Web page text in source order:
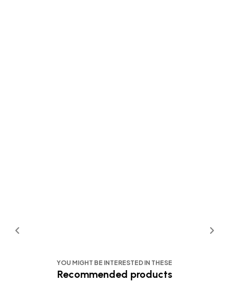
YOU MIGHT BE INTERESTED IN THESE
Recommended products